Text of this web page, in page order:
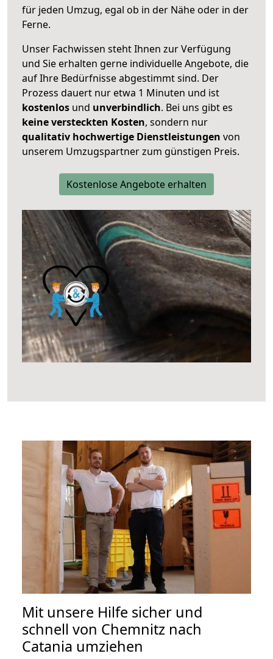
für jeden Umzug, egal ob in der Nähe oder in der
Ferne.
Unser Fachwissen steht Ihnen zur Verfügung
und Sie erhalten gerne individuelle Angebote, die
auf Ihre Bedürfnisse abgestimmt sind. Der
Prozess dauert nur etwa 1 Minuten und ist
kostenlos und unverbindlich. Bei uns gibt es
keine versteckten Kosten, sondern nur
qualitativ hochwertige Dienstleistungen von
unserem Umzugspartner zum günstigen Preis.
Kostenlose Angebote erhalten
Mit unsere Hilfe sicher und
schnell von Chemnitz nach
Catania umziehen